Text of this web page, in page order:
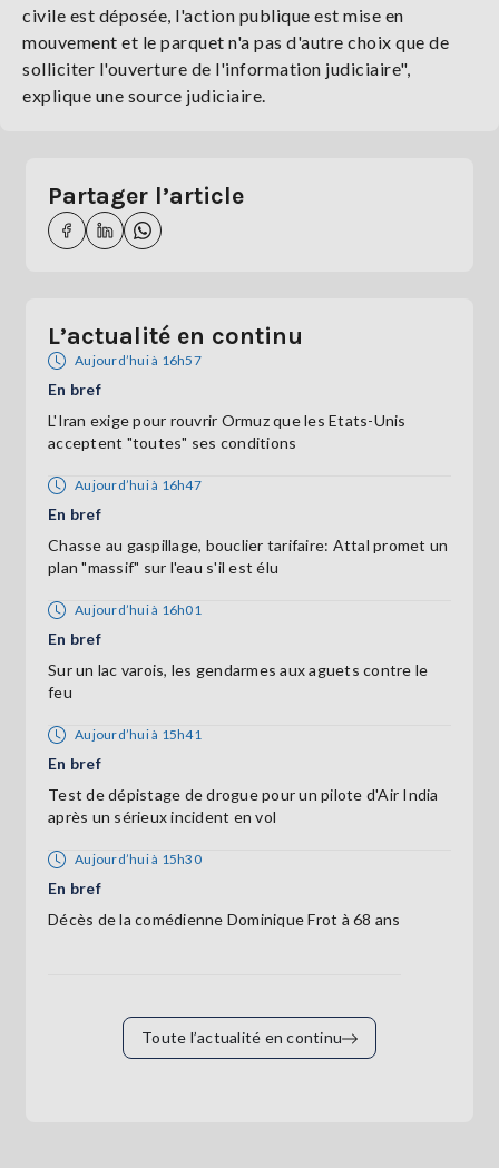
civile est déposée, l'action publique est mise en
mouvement et le parquet n'a pas d'autre choix que de
solliciter l'ouverture de l'information judiciaire",
explique une source judiciaire.
Partager l’article
L’actualité en continu
Aujourd’hui à 16h57
En bref
L'Iran exige pour rouvrir Ormuz que les Etats-Unis
acceptent "toutes" ses conditions
Aujourd’hui à 16h47
En bref
Chasse au gaspillage, bouclier tarifaire: Attal promet un
plan "massif" sur l'eau s'il est élu
Aujourd’hui à 16h01
En bref
Sur un lac varois, les gendarmes aux aguets contre le
feu
Aujourd’hui à 15h41
En bref
Test de dépistage de drogue pour un pilote d'Air India
après un sérieux incident en vol
Aujourd’hui à 15h30
En bref
Décès de la comédienne Dominique Frot à 68 ans
Toute l’actualité en continu